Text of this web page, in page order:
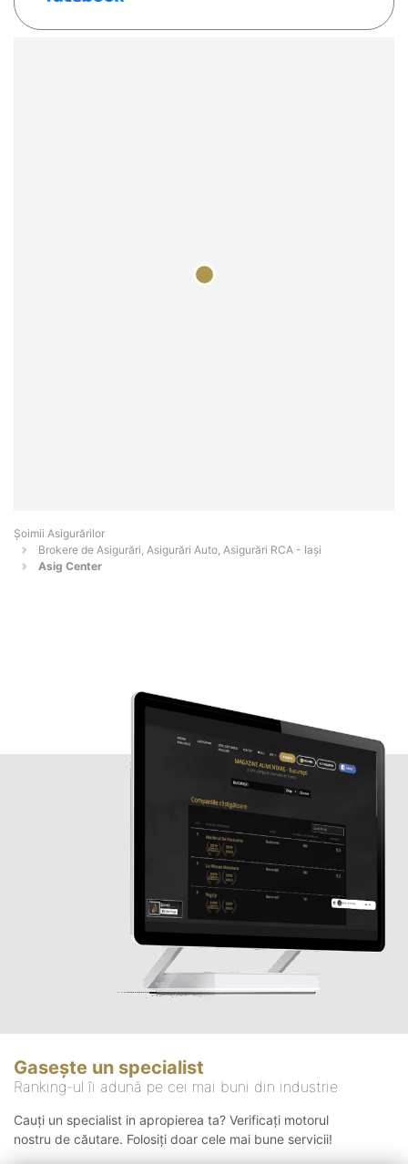
Șoimii Asigurărilor
Brokere de Asigurări, Asigurări Auto, Asigurări RCA - Iaşi
Asig Center
Gasește un specialist
Ranking-ul îi adună pe cei mai buni din industrie
Cauți un specialist in apropierea ta? Verificați motorul
nostru de căutare. Folosiți doar cele mai bune servicii!